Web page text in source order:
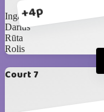
+4p
Inga D
Darius
Rūta
Rolis
Court 7